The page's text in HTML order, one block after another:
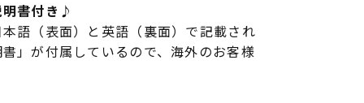
書付き♪
語（表面）と英語（裏面）で記載され
」が付属しているので、海外のお客様